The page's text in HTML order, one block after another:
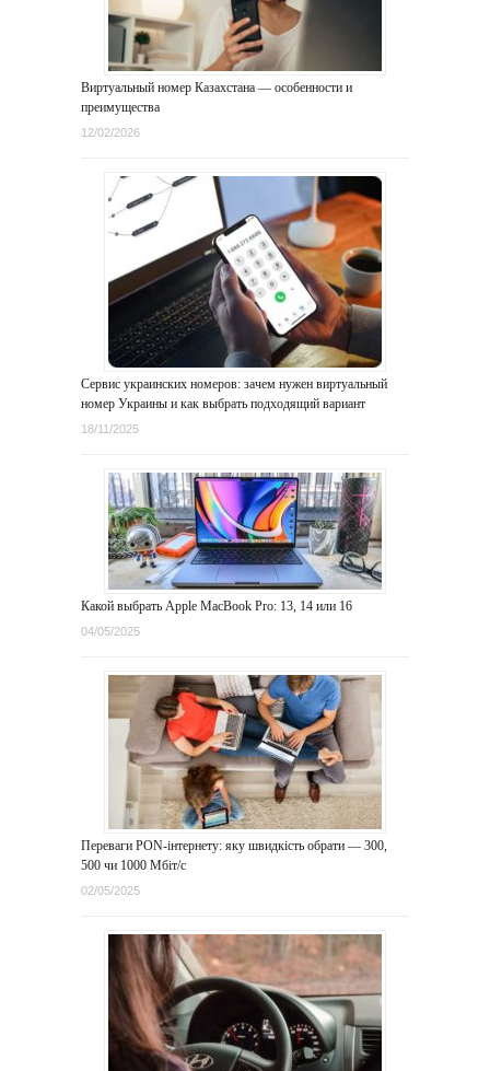
Виртуальный номер Казахстана — особенности и
преимущества
12/02/2026
Сервис украинских номеров: зачем нужен виртуальный
номер Украины и как выбрать подходящий вариант
18/11/2025
Какой выбрать Apple MacBook Pro: 13, 14 или 16
04/05/2025
Переваги PON-інтернету: яку швидкість обрати — 300,
500 чи 1000 Мбіт/с
02/05/2025